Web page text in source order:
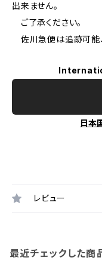
出来ません。
ご了承ください。
佐川急便は追跡可能
日本
レビュー
最近チェックした商